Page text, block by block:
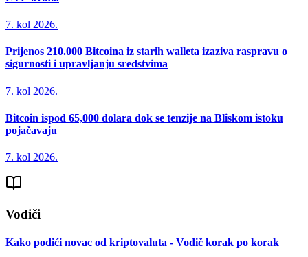
7. kol 2026.
Prijenos 210.000 Bitcoina iz starih walleta izaziva raspravu o
sigurnosti i upravljanju sredstvima
7. kol 2026.
Bitcoin ispod 65,000 dolara dok se tenzije na Bliskom istoku
pojačavaju
7. kol 2026.
Vodiči
Kako podići novac od kriptovaluta - Vodič korak po korak